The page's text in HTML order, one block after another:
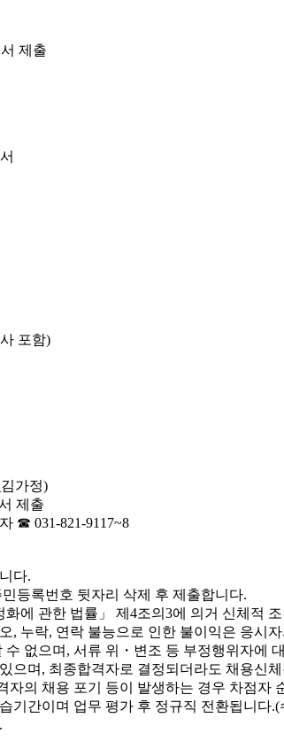
제출
포함)
가정)
제출
☎ 031-821-9117~8
다.
등록번호 뒷자리 삭제 후 제출합니다.
에 관한 법률」 제4조의3에 의거 신체적
, 누락, 연락 불능으로 인한 불이익은 응시
없으며, 서류 위・변조 등 부정행위자에
으며, 최종합격자로 결정되더라도 채용신
의 채용 포기 등이 발생하는 경우 차점자
기간이며 업무 평가 후 정규직 전환됩니다